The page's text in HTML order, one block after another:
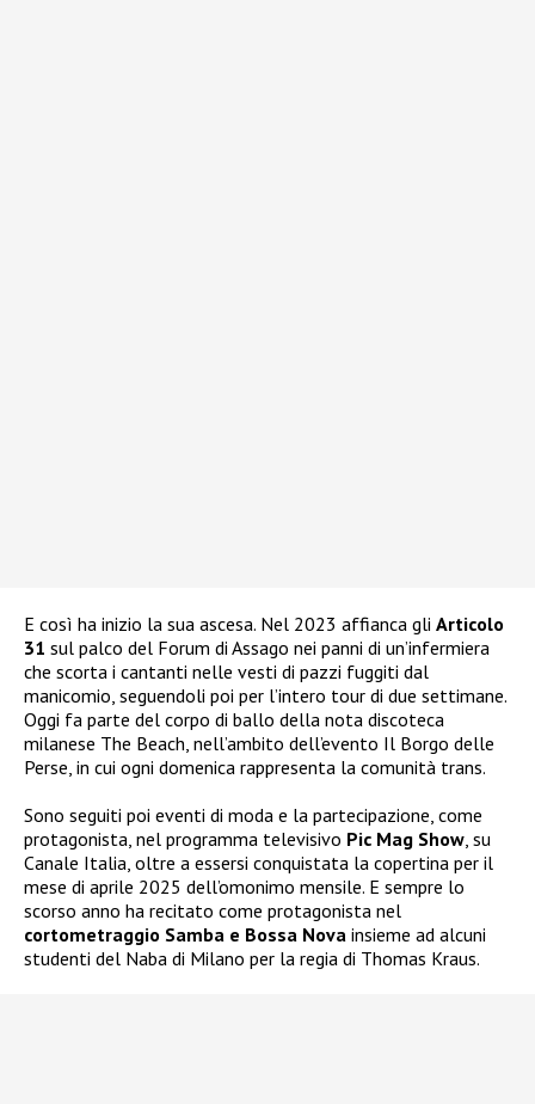
E così ha inizio la sua ascesa. Nel 2023 affianca gli Articolo
31 sul palco del Forum di Assago nei panni di un’infermiera
che scorta i cantanti nelle vesti di pazzi fuggiti dal
manicomio, seguendoli poi per l’intero tour di due settimane.
Oggi fa parte del corpo di ballo della nota discoteca
milanese The Beach, nell’ambito dell’evento Il Borgo delle
Perse, in cui ogni domenica rappresenta la comunità trans.
Sono seguiti poi eventi di moda e la partecipazione, come
protagonista, nel programma televisivo Pic Mag Show, su
Canale Italia, oltre a essersi conquistata la copertina per il
mese di aprile 2025 dell’omonimo mensile. E sempre lo
scorso anno ha recitato come protagonista nel
cortometraggio Samba e Bossa Nova insieme ad alcuni
studenti del Naba di Milano per la regia di Thomas Kraus.